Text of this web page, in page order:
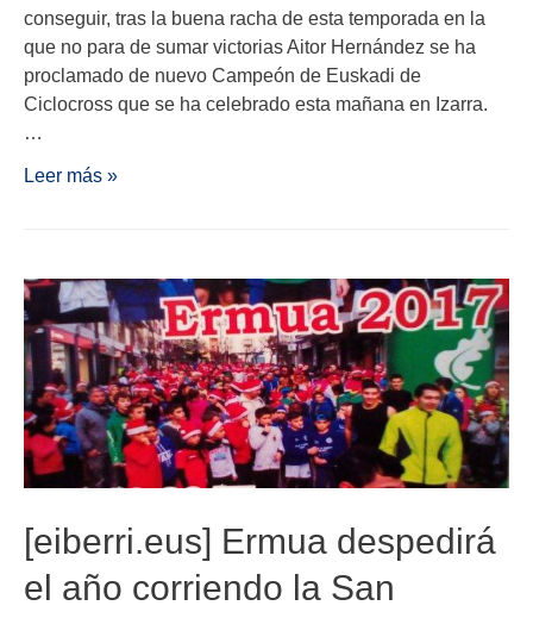
conseguir, tras la buena racha de esta temporada en la
que no para de sumar victorias Aitor Hernández se ha
proclamado de nuevo Campeón de Euskadi de
Ciclocross que se ha celebrado esta mañana en Izarra.
…
Leer más »
[eiberri.eus] Ermua despedirá
el año corriendo la San